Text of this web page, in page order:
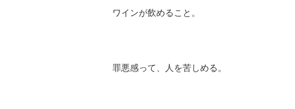
ワインが飲めること。
罪悪感って、人を苦しめる。